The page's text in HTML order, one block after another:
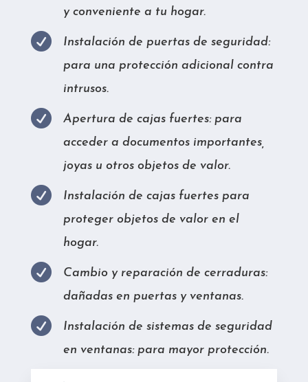
y conveniente a tu hogar.

Instalación de puertas de seguridad:
para una protección adicional contra
intrusos.

Apertura de cajas fuertes: para
acceder a documentos importantes,
joyas u otros objetos de valor.

Instalación de cajas fuertes para
proteger objetos de valor en el
hogar.

Cambio y reparación de cerraduras:
dañadas en puertas y ventanas.

Instalación de sistemas de seguridad
en ventanas: para mayor protección.